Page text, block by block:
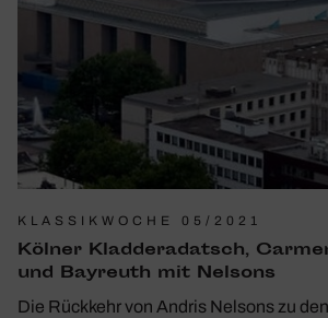
KLASSIKWOCHE 05/2021
Kölner Klad­de­ra­datsch,
und Bayreuth mit Nelsons
Die Rückkehr von Andris Nelsons zu